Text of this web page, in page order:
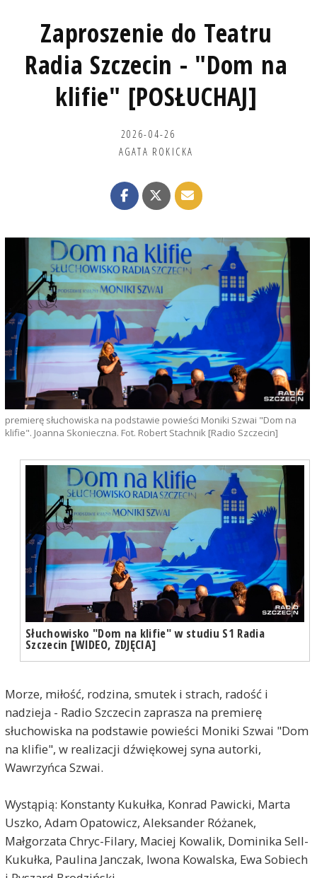
Zaproszenie do Teatru
Radia Szczecin - "Dom na
klifie" [POSŁUCHAJ]
2026-04-26
AGATA ROKICKA
premierę słuchowiska na podstawie powieści Moniki Szwai "Dom na
klifie". Joanna Skonieczna. Fot. Robert Stachnik [Radio Szczecin]
Słuchowisko "Dom na klifie" w studiu S1 Radia
Szczecin [WIDEO, ZDJĘCIA]
Morze, miłość, rodzina, smutek i strach, radość i
nadzieja - Radio Szczecin zaprasza na premierę
słuchowiska na podstawie powieści Moniki Szwai "Dom
na klifie", w realizacji dźwiękowej syna autorki,
Wawrzyńca Szwai.
Wystąpią: Konstanty Kukułka, Konrad Pawicki, Marta
Uszko, Adam Opatowicz, Aleksander Różanek,
Małgorzata Chryc-Filary, Maciej Kowalik, Dominika Sell-
Kukułka, Paulina Janczak, Iwona Kowalska, Ewa Sobiech